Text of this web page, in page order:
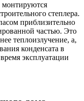
монтируются
степлера.
приблизительно
частью. Это
теплоизлучение, а,
конденсата в
эксплуатации